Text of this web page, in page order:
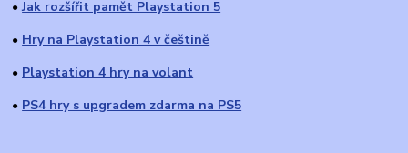
● Jak rozšířit pamět Playstation 5
● Hry na Playstation 4 v češtině
● Playstation 4 hry na volant
● PS4 hry s upgradem zdarma na PS5